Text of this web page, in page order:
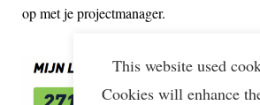
op met je projectmanager.
This website used
Cookies will enhance